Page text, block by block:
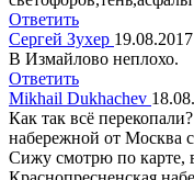
Ответить
Сергей Зухер 19.08.2017
В Измайлово неплохо.
Ответить
Mikhail Dukhachev
Как так всё
набережной от Москва
Сижу смотрю по карте,